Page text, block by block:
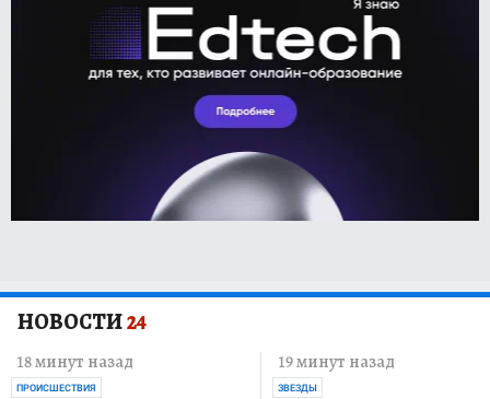
НОВОСТИ24
18 минут назад
ПРОИСШЕСТВИЯ
19 минут назад
ЗВЕЗДЫ